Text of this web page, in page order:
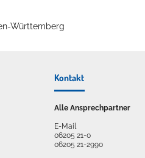
Württemberg
Kontakt
Alle Ansprechpartner
E-Mail
06205 21-0
06205 21-2990